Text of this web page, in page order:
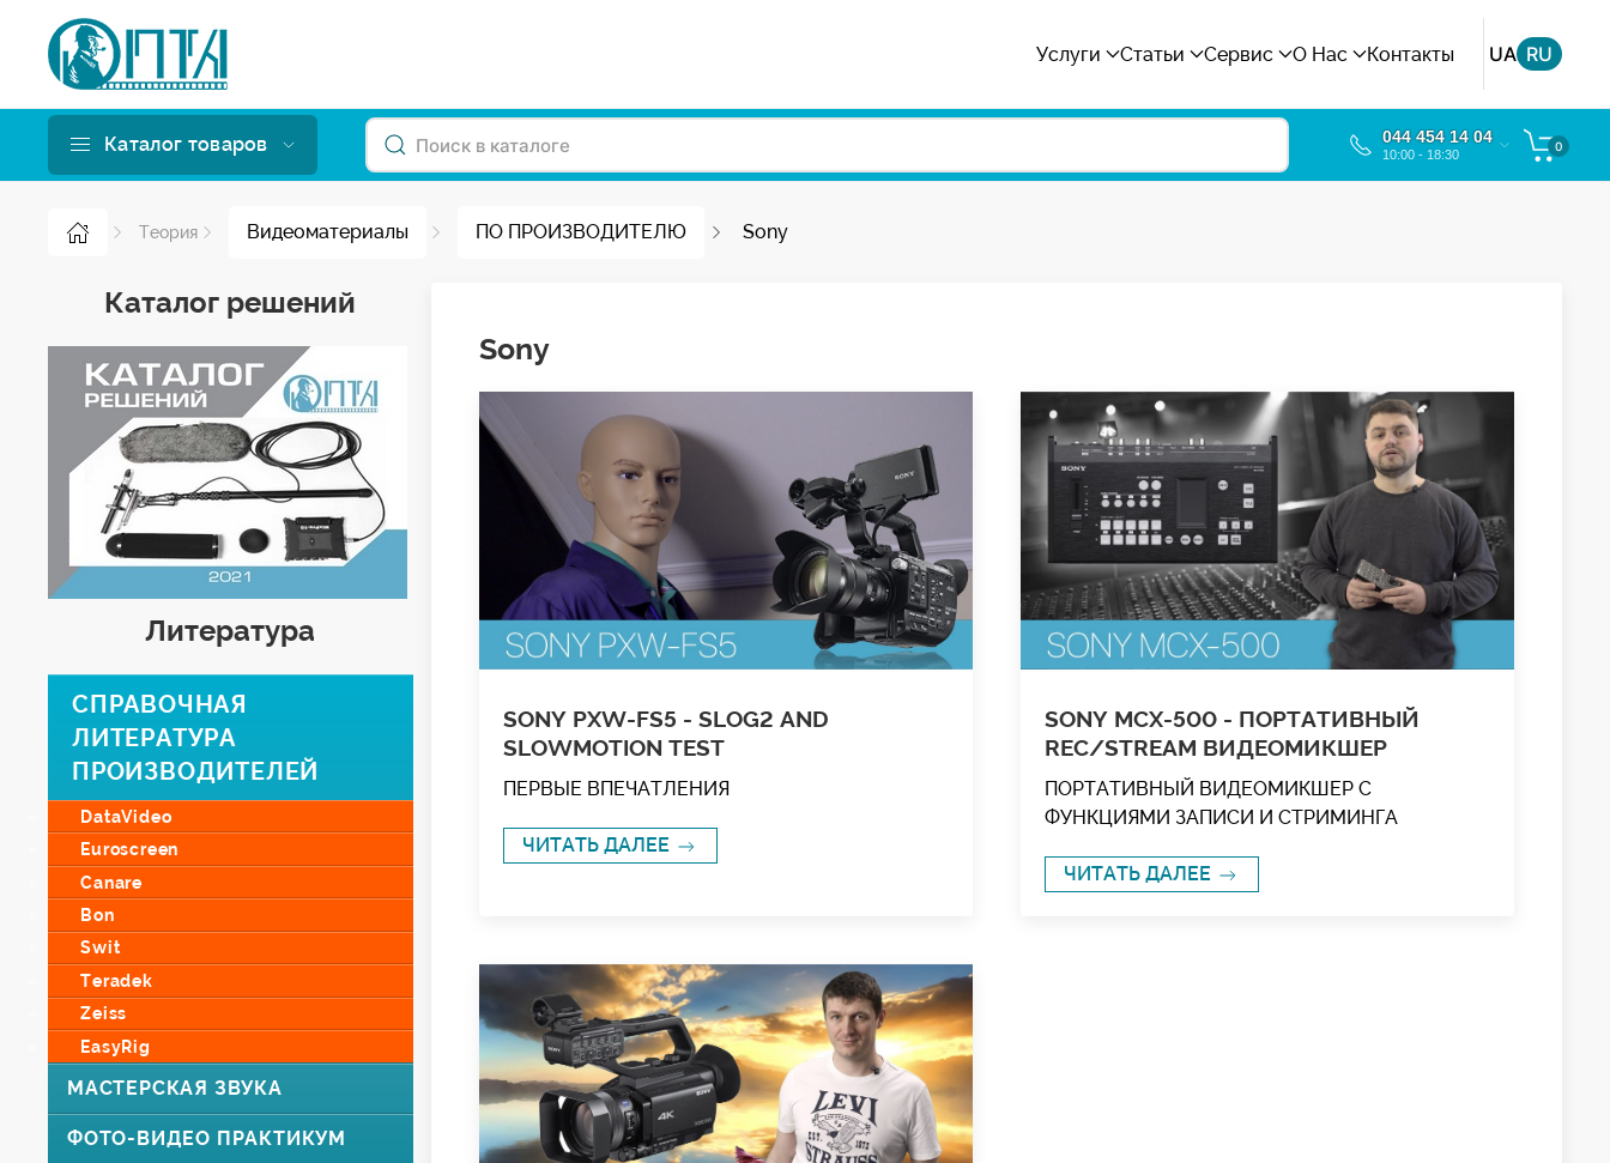
Услуги Статьи Сервис О Нас Контакты UA RU
Каталог товаров 044 454 14 04
10:00 - 18:30
0
Теория Видеоматериалы ПО ПРОИЗВОДИТЕЛЮ Sony
Каталог решений
Литература
СПРАВОЧНАЯ
ЛИТЕРАТУРА
ПРОИЗВОДИТЕЛЕЙ
DataVideo
Euroscreen
Canare
Bon
Swit
Teradek
Zeiss
EasyRig
МАСТЕРСКАЯ ЗВУКА
ФОТО-ВИДЕО ПРАКТИКУМ
Sony
SONY PXW-FS5 - SLOG2 AND
SLOWMOTION TEST
ПЕРВЫЕ ВПЕЧАТЛЕНИЯ
ЧИТАТЬ ДАЛЕЕ
SONY MCX-500 - ПОРТАТИВНЫЙ
REC/STREAM ВИДЕОМИКШЕР
ПОРТАТИВНЫЙ ВИДЕОМИКШЕР С
ФУНКЦИЯМИ ЗАПИСИ И СТРИМИНГА
ЧИТАТЬ ДАЛЕЕ